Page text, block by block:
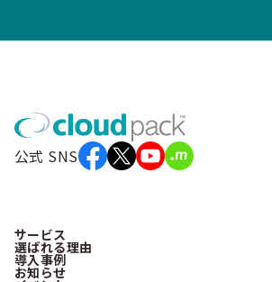
公式 SNS
サービス
選ばれる理由
導入事例
お知らせ